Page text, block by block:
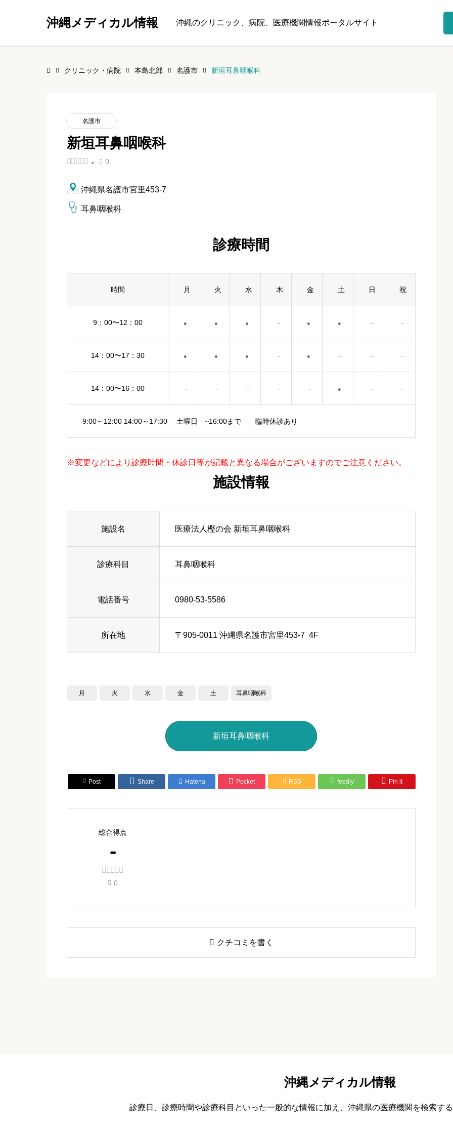
沖縄メディカル情報 沖縄のクリニック、病院、医療機関情報ポータルサイト
クリニック・病院 本島北部 名護市 新垣耳鼻咽喉科
名護市
新垣耳鼻咽喉科
   -  0
沖縄県名護市宮里453-7
耳鼻咽喉科
診療時間
時間 月 火 水 木 金 土 日 祝
9：00〜12：00 ● ● ● － ● ● － －
14：00〜17：30 ● ● ● － ● － － －
14：00〜16：00 － － － － － ● － －
9:00～12:00 14:00～17:30 土曜日 ~16:00まで 臨時休診あり
※変更などにより診療時間・休診日等が記載と異なる場合がございますのでご注意ください。
施設情報
施設名 医療法人樫の会 新垣耳鼻咽喉科
診療科目 耳鼻咽喉科
電話番号 0980-53-5586
所在地 〒905-0011 沖縄県名護市宮里453-7 4F
月 火 水 金 土 耳鼻咽喉科
新垣耳鼻咽喉科
 Post  Share  Hatena  Pocket  RSS  feedly  Pin it
総合得点
-
  
 0
 クチコミを書く
沖縄メディカル情報
診療日、診療時間や診療科目といった一般的な情報に加え、沖縄県の医療機関を検索す